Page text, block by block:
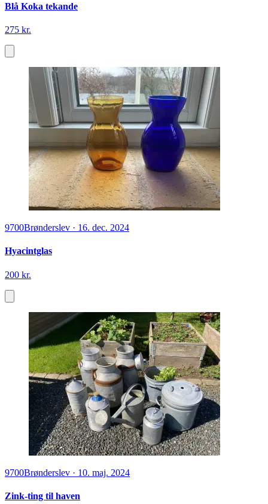
Blå Koka tekande
275 kr.
9700Brønderslev · 16. dec. 2024
Hyacintglas
200 kr.
9700Brønderslev · 10. maj. 2024
Zink-ting til haven